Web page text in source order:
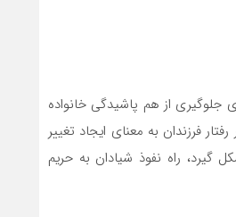
جلوگيري از هم پاشيدگي خانواده
فرزندان به معناي ايجاد تغيير
راه نفوذ شيادان به حريم